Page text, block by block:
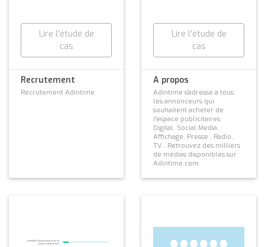
Lire l'étude de
cas
Recrutement
Recrutement Adintime
Lire l'étude de
cas
A propos
Adintime s'adresse à tous
les annonceurs qui
souhaitent acheter de
l'espace publicitaires.
Digital, Social Media,
Affichage, Presse , Radio,
TV...Retrouvez des milliers
de médias disponibles sur
Adintime.com